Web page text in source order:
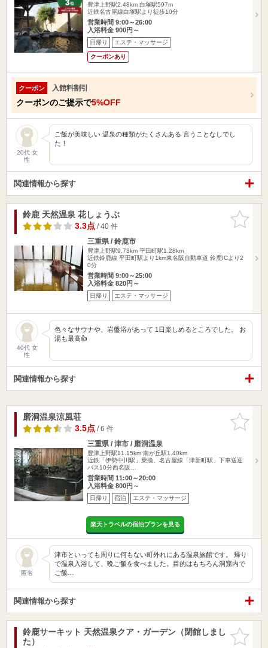
豊津上野駅2.48km 白塚駅597m
近鉄名古屋線白塚駅より徒歩10分
営業時間 9:00～26:00
入浴料金 900円～
日帰り エステ・マッサージ
クーポンあり
クーポン 入館料割引
クーポンのご提示で5%OFF
20代 女
性
ご飯が美味しい 温泉の種類がたくさんある 言うことなしでし
た！
関連情報から探す
お気に入
りに追加
鈴鹿 天然温泉 花しょうぶ
3.3点/ 40 件
三重県 / 鈴鹿市
豊津上野駅9.73km 平田町駅1.28km
近鉄鈴鹿線 平田町駅より1km東名阪自動車道 鈴鹿ICより2
0分
営業時間 9:00～25:00
入浴料金 820円～
日帰り エステ・マッサージ
40代 女
性
色々なサウナや、岩盤浴があって 1日楽しめるところでした。 お
湯も最高👍
関連情報から探す
お気に入
りに追加
磨洞温泉涼風荘
3.5点/ 6 件
三重県 / 津市 / 磨洞温泉
豊津上野駅11.15km 南が丘駅1.40km
近鉄「伊勢中川駅」乗換、名古屋線「津新町駅」下車送迎
バス10分西名阪…
営業時間 11:00～20:00
入浴料金 800円～
日帰り 宿泊 エステ・マッサージ
楽天トラベルの宿泊プランを見る
匿名
津市といっても周りに何もない町外れにある温泉旅館です。 帰り
で温泉入浴して、晩ご飯を食べました。目的はもちろん洞窟内で
ご飯…
関連情報から探す
お気に入
りに追加
鈴鹿サーキット 天然温泉クア・ガーデン（閉館しまし
た）